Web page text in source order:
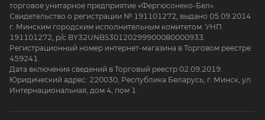
торговое унитарное предприятие «Фергюсонеко-Бел».
Свидетельство о регистрации № 191101272, выдано 05.09.2014
г. Минским городским исполнительным комитетом. УНП
191101272, р/с BY32UNBS30120299900080000933.
Регистрационный номер интернет-магазина в Торговом реестре
459241.
Дата включения сведений в Торговый реестр 02.09.2019.
Юридический адрес: 220030, Республика Беларусь, г. Минск, ул.
Интернациональная, дом 4, пом 1.